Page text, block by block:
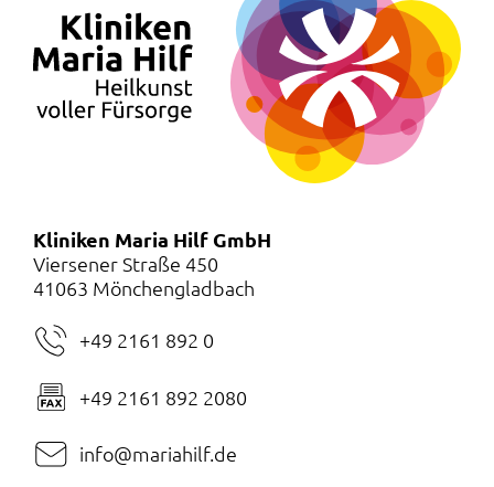
Kliniken Maria Hilf GmbH
Viersener Straße 450
41063 Mönchengladbach
+49 2161 892 0
+49 2161 892 2080
info@mariahilf.de